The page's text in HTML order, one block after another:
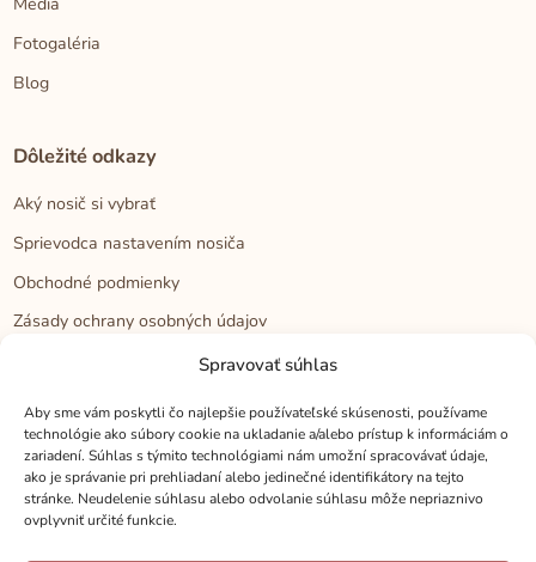
Spravovať súhlas
Aby sme vám poskytli čo najlepšie používateľské skúsenosti, používame
technológie ako súbory cookie na ukladanie a/alebo prístup k informáciám o
zariadení. Súhlas s týmito technológiami nám umožní spracovávať údaje,
ako je správanie pri prehliadaní alebo jedinečné identifikátory na tejto
stránke. Neudelenie súhlasu alebo odvolanie súhlasu môže nepriaznivo
ovplyvniť určité funkcie.
Fotogaléria
Blog
Dôležité odkazy
Aký nosič si vybrať
Sprievodca nastavením nosiča
Obchodné podmienky
Zásady ochrany osobných údajov
Kontakt
Kontakt